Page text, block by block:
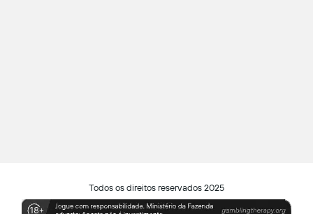
Todos os direitos reservados 2025